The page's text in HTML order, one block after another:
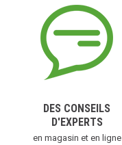
DES CONSEILS
D'EXPERTS
en magasin et en ligne